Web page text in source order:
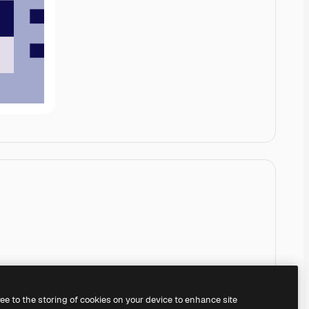
to the storing of cookies on your device to enhance site